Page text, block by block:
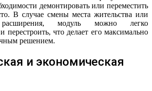
демонтировать или переместить
В случае смены места жительства или
расширения, модуль можно легко
перестроить, что делает его максимально
решением.
и экономическая